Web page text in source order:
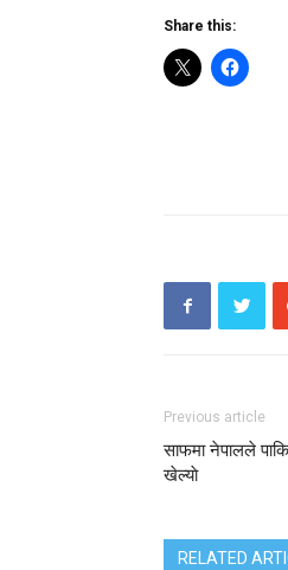
Share this:
Previous article
साफमा नेपालले
खेल्याे
RELATED